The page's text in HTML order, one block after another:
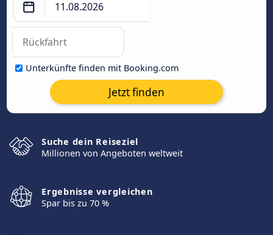
Unterkünfte finden mit Booking.com
Jetzt finden
Suche dein Reiseziel
Millionen von Angeboten weltweit
Ergebnisse vergleichen
Spar bis zu 70 %